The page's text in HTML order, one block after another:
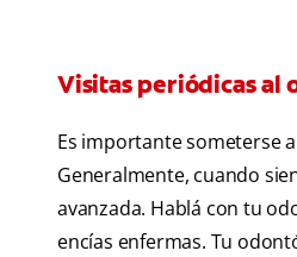
Visitas periódicas al
Es importante someterse
Generalmente, cuando
avanzada. Hablá con tu
encías enfermas. Tu